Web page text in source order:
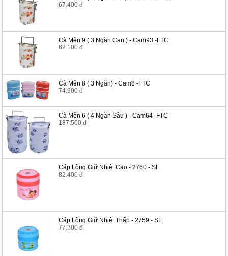
67.400 đ
Cà Mên 9 ( 3 Ngăn Cạn ) - Cam93 -FTC
62.100 đ
Cà Mên 8 ( 3 Ngăn) - Cam8 -FTC
74.900 đ
Cà Mên 6 ( 4 Ngăn Sâu ) - Cam64 -FTC
187.500 đ
Cặp Lồng Giữ Nhiệt Cao - 2760 - SL
82.400 đ
Cặp Lồng Giữ Nhiệt Thấp - 2759 - SL
77.300 đ